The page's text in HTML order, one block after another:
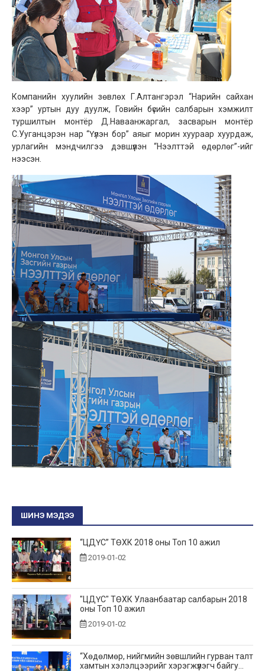
Компанийн хуулийн зөвлөх Г.Алтангэрэл “Нарийн сайхан
хээр” уртын дуу дуулж, Говийн бүсийн салбарын хэмжилт
туршилтын монтёр Д.Наваанжаргал, засварын монтёр
С.Ууганцэрэн нар “Үүлэн бор” аяыг морин хуураар хуурдаж,
урлагийн мэндчилгээ дэвшүүлэн “Нээлттэй өдөрлөг”-ийг
нээсэн.
ШИНЭ МЭДЭЭ
“ЦДҮС” ТӨХК 2018 оны Топ 10 ажил
2019-01-02
"ЦДҮС" ТӨХК Улаанбаатар салбарын 2018
оны Топ 10 ажил
2019-01-02
“Хөдөлмөр, нийгмийн зөвшлийн гурван талт
хамтын хэлэлцээрийг хэрэгжүүлэгч байгу...